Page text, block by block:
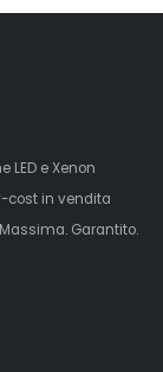
e Xenon
cost in vendita
Garantito.